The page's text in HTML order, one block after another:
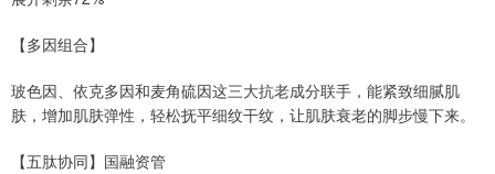
【多因组合】
玻色因、依克多因和麦角硫因这三大抗老成分联手，能紧致细腻肌
肤，增加肌肤弹性，轻松抚平细纹干纹，让肌肤衰老的脚步慢下来。
【五肽协同】国融资管